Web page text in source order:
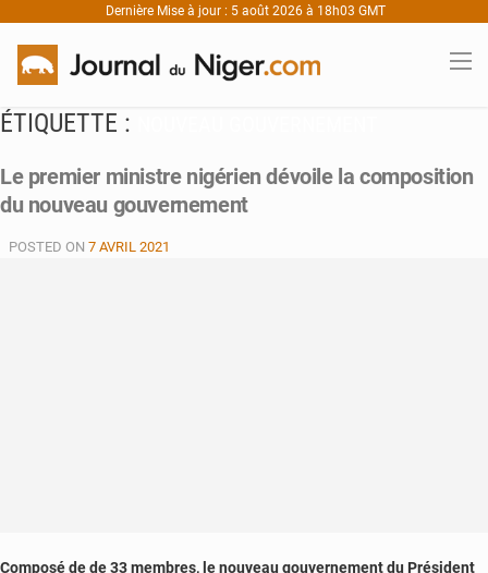
Dernière Mise à jour : 5 août 2026 à 18h03 GMT
ÉTIQUETTE :
Le premier ministre nigérien dévoile la composition
du nouveau gouvernement
POSTED ON 7 AVRIL 2021
Composé de de 33 membres, le nouveau gouvernement du Président